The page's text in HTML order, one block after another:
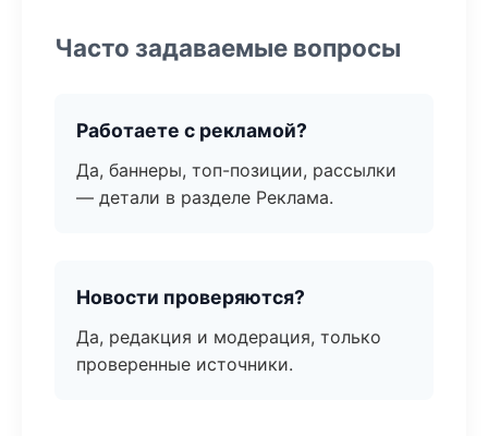
Часто задаваемые вопросы
Работаете с рекламой?
Да, баннеры, топ-позиции, рассылки
— детали в разделе Реклама.
Новости проверяются?
Да, редакция и модерация, только
проверенные источники.